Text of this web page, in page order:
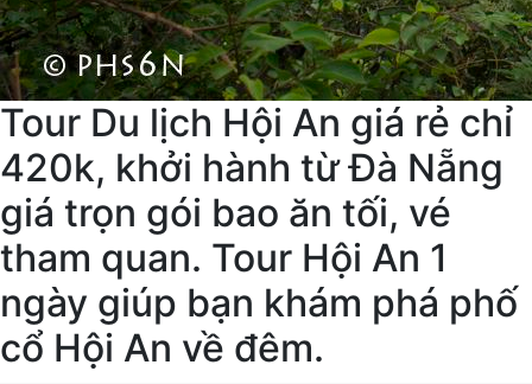
Tour Du lịch Hội An giá rẻ chỉ
420k, khởi hành từ Đà Nẵng
giá trọn gói bao ăn tối, vé
tham quan. Tour Hội An 1
ngày giúp bạn khám phá phố
cổ Hội An về đêm.